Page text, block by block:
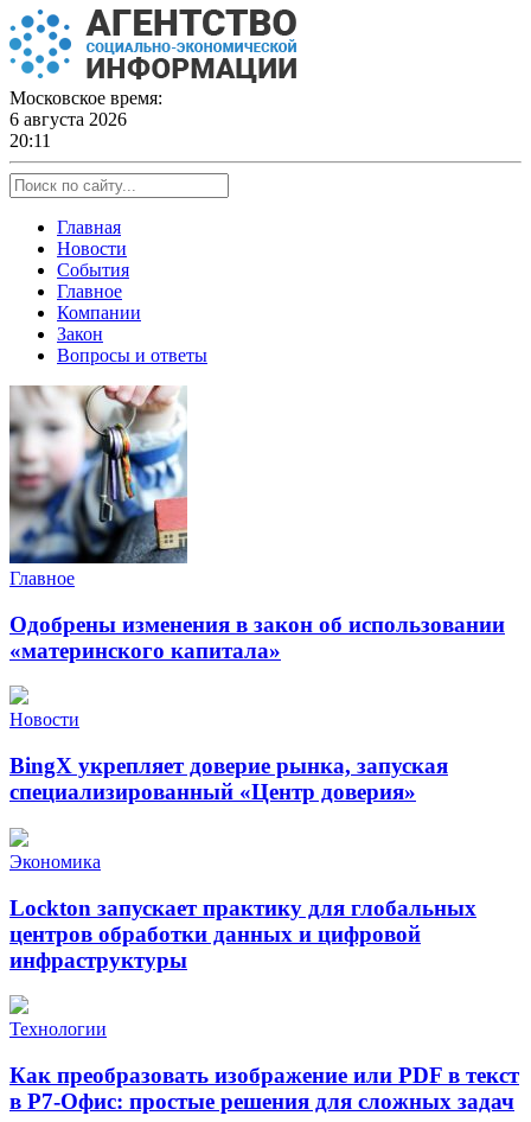
Skip
to
content
Московское время:
6 августа 2026
20:11
Главная
Новости
События
Главное
Компании
Закон
Вопросы и ответы
Главное
Одобрены изменения в закон об использовании
«материнского капитала»
Новости
BingX укрепляет доверие рынка, запуская
специализированный «Центр доверия»
Экономика
Lockton запускает практику для глобальных
центров обработки данных и цифровой
инфраструктуры
Технологии
Как преобразовать изображение или PDF в текст
в Р7-Офис: простые решения для сложных задач